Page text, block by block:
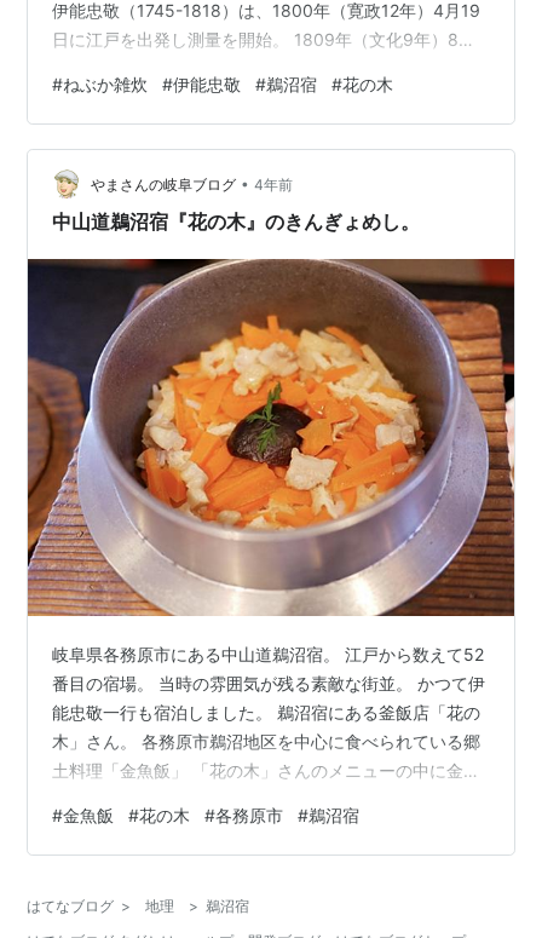
伊能忠敬（1745-1818）は、1800年（寛政12年）4月19
日に江戸を出発し測量を開始。 1809年（文化9年）8月
発し、中山道を測量しながら九州に向かいます。 10月17
日に太田宿に泊まった一行は、ねとう峠で昼食を食べる
ことに。 鵜沼宿で用意された「ねふかそうすい（ねぶか
雑炊）」が運ばれました。 その晩一行は鵜沼宿で宿泊。
本陣桜井家文書「万代記」にも記されています。 「ねぶ
#ねぶか雑炊 #伊能忠敬 #鵜沼宿 #花の木
やまさんの岐阜ブログ • 4年前
中山道鵜沼宿『花の木』のきんぎょめし。
岐阜県各務原市にある中山道鵜沼宿。 江戸から数えて52
番目の宿場。 当時の雰囲気が残る素敵な街並。 かつて伊
能忠敬一行も宿泊しました。 鵜沼宿にある釜飯店「花の
木」さん。 各務原市鵜沼地区を中心に食べられている郷
土料理「金魚飯」 「花の木」さんのメニューの中に金魚
のですが、お店で食べるのは初めて。 釜飯メニューはど
れもおいしそうでした。 「きんぎょめし」1375円 金魚
賑やか。 色鮮やかな金魚飯。 薄く切られた各務原にんじ
#金魚飯 #花の木 #各務原市 #鵜沼宿
はてなブログ > 地理 > 鵜沼宿